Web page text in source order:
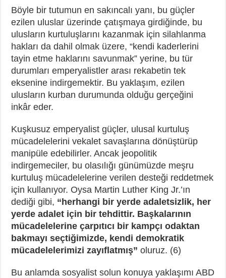
Böyle bir tutumun en sakıncalı yanı, bu güçler
ezilen uluslar üzerinde çatışmaya girdiğinde, bu
ulusların kurtuluşlarını kazanmak için silahlanma
hakları da dahil olmak üzere, “kendi kaderlerini
tayin etme haklarını savunmak” yerine, bu tür
durumları emperyalistler arası rekabetin tek
eksenine indirgemektir. Bu yaklaşım, ezilen
ulusların kurban durumunda olduğu gerçeğini
inkâr eder.
Kuşkusuz emperyalist güçler, ulusal kurtuluş
mücadelelerini vekalet savaşlarına dönüştürüp
manipüle edebilirler. Ancak jeopolitik
indirgemeciler, bu olasılığı günümüzde meşru
kurtuluş mücadelelerine verilen desteği reddetmek
için kullanıyor. Oysa Martin Luther King Jr.’ın
dediği gibi, “herhangi bir yerde adaletsizlik, her
yerde adalet için bir tehdittir. Başkalarının
mücadelelerine çarpıtıcı bir kampçı odaktan
bakmayı seçtiğimizde, kendi demokratik
mücadelelerimizi zayıflatmış” oluruz. (6)
Bu anlamda sosyalist solun konuya yaklaşımı ABD